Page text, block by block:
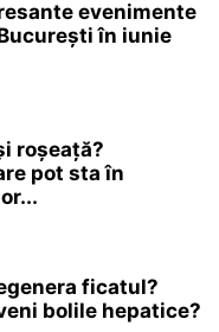
evenimente
în iunie
roșeață?
pot sta în
ficatul?
bolile hepatice?